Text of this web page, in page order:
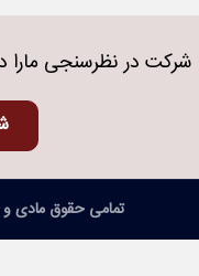
شرکت در نظرسنجی مارا
تمامی حقوق مادی